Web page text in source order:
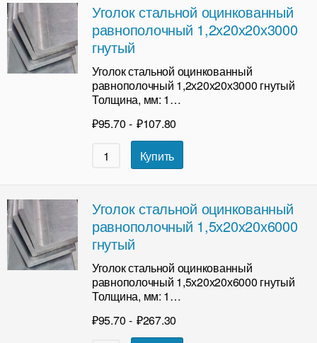
Уголок стальной оцинкованный
равнополочный 1,2х20х20х3000
гнутый
Уголок стальной оцинкованный
равнополочный 1,2х20х20х3000 гнутый
Толщина, мм: 1…
₽95.70 - ₽107.80
Купить
Уголок стальной оцинкованный
равнополочный 1,5х20х20х6000
гнутый
Уголок стальной оцинкованный
равнополочный 1,5х20х20х6000 гнутый
Толщина, мм: 1…
₽95.70 - ₽267.30